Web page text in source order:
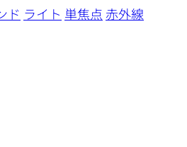
ド ライト 単焦点 赤外線